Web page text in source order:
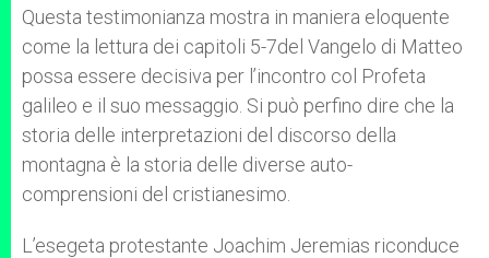
Questa testimonianza mostra in maniera eloquente
come la lettura dei capitoli 5-7del Vangelo di Matteo
possa essere decisiva per l’incontro col Profeta
galileo e il suo messaggio. Si può perfino dire che la
storia delle interpretazioni del discorso della
montagna è la storia delle diverse auto-
comprensioni del cristianesimo.
L’esegeta protestante Joachim Jeremias riconduce